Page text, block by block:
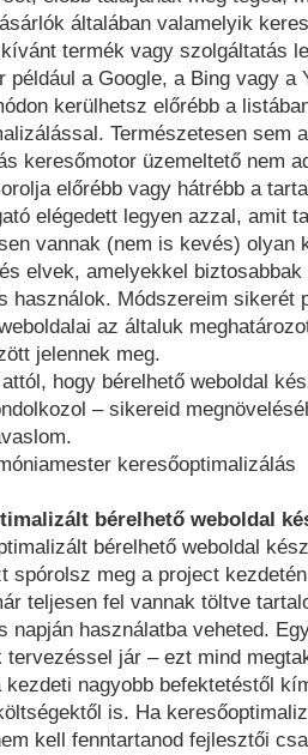
általában valamelyik
termék vagy szolgáltatás
például a Google, a Bing vagy a
kerülhetsz előrébb a
Természetesen sem
keresőmotor üzemeltető nem
előrébb vagy hátrébb a
elégedett legyen azzal, amit
vannak (nem is kevés) olyan
elvek, amelyekkel
használok. Módszereim sikerét
az általuk
jelennek meg.
hogy bérelhető weboldal
– sikereid
keresőoptimalizálás
bérelhető weboldal
bérelhető weboldal
spórolsz meg a project
teljesen fel vannak töltve
napján használatba veheted.
tervezéssel jár – ezt mind
kezdeti nagyobb befektetéstől
is. Ha
kell fenntartanod fejlesztői